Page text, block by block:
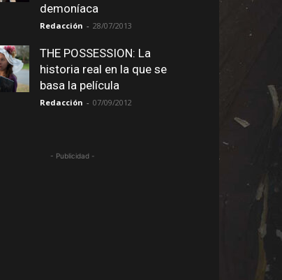
demoníaca
Redacción - 28/07/2013
THE POSSESSION: La
historia real en la que se
basa la película
Redacción - 07/09/2012
- Publicidad -